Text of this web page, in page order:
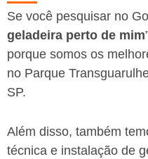
Se você pesquisar no
geladeira perto de mim
porque somos os
no Parque
SP.
Além disso, também
técnica e instalação de